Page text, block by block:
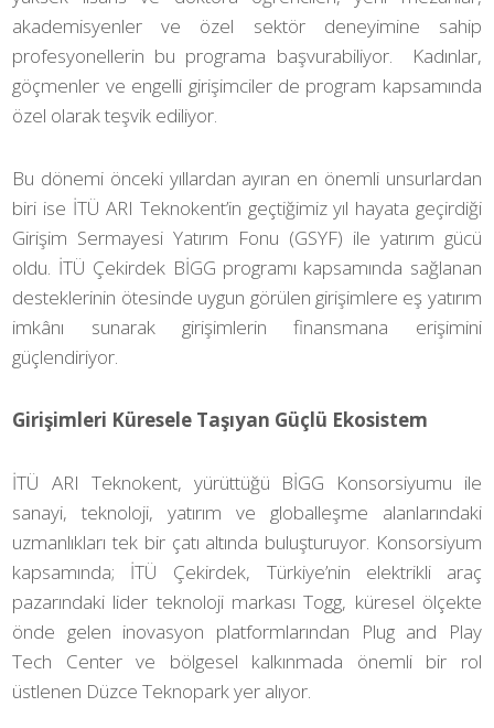
akademisyenler ve özel sektör deneyimine sahip
profesyonellerin bu programa başvurabiliyor. Kadınlar,
göçmenler ve engelli girişimciler de program kapsamında
özel olarak teşvik ediliyor.
Bu dönemi önceki yıllardan ayıran en önemli unsurlardan
biri ise İTÜ ARI Teknokent’in geçtiğimiz yıl hayata geçirdiği
Girişim Sermayesi Yatırım Fonu (GSYF) ile yatırım gücü
oldu. İTÜ Çekirdek BİGG programı kapsamında sağlanan
desteklerinin ötesinde uygun görülen girişimlere eş yatırım
imkânı sunarak girişimlerin finansmana erişimini
güçlendiriyor.
Girişimleri Küresele Taşıyan Güçlü Ekosistem
İTÜ ARI Teknokent, yürüttüğü BİGG Konsorsiyumu ile
sanayi, teknoloji, yatırım ve globalleşme alanlarındaki
uzmanlıkları tek bir çatı altında buluşturuyor. Konsorsiyum
kapsamında; İTÜ Çekirdek, Türkiye’nin elektrikli araç
pazarındaki lider teknoloji markası Togg, küresel ölçekte
önde gelen inovasyon platformlarından Plug and Play
Tech Center ve bölgesel kalkınmada önemli bir rol
üstlenen Düzce Teknopark yer alıyor.